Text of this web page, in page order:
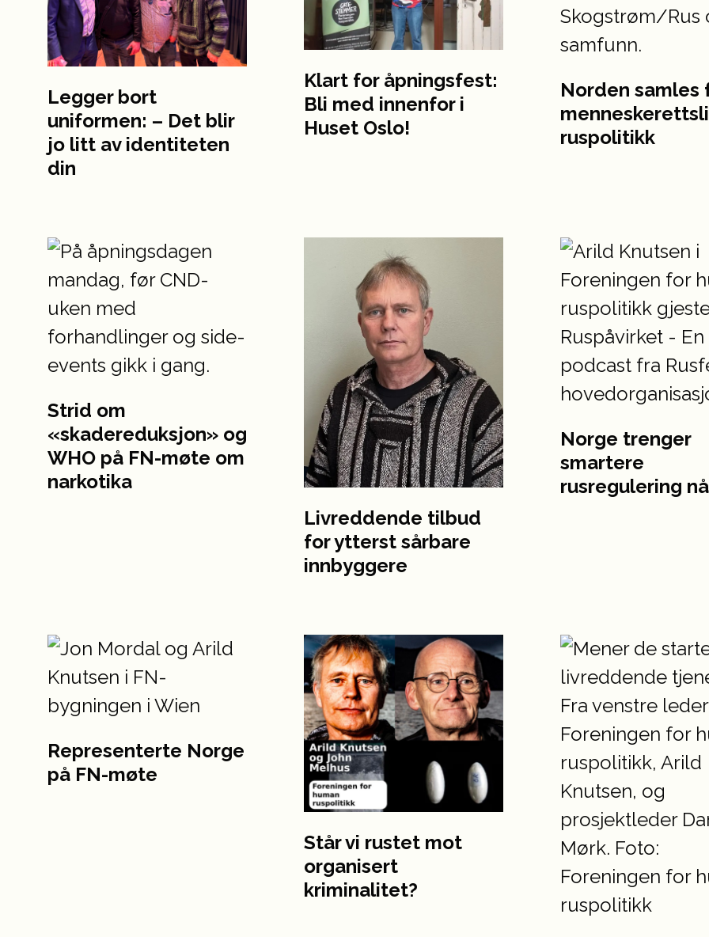
Legger bort
uniformen: – Det blir
jo litt av identiteten
din
Klart for åpningsfest:
Bli med innenfor i
Huset Oslo!
Norden samles
ruspolitikk
Strid om
«skadereduksjon» og
WHO på FN-møte om
narkotika
Livreddende tilbud
for ytterst sårbare
innbyggere
Norge trenger
smartere
rusregulering
Representerte Norge
på FN-møte
Står vi rustet mot
organisert
kriminalitet?